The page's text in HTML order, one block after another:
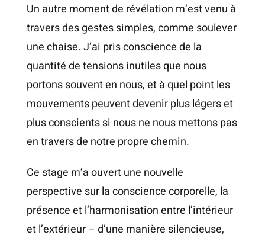
Un autre moment de révélation m’est venu à
travers des gestes simples, comme soulever
une chaise. J’ai pris conscience de la
quantité de tensions inutiles que nous
portons souvent en nous, et à quel point les
mouvements peuvent devenir plus légers et
plus conscients si nous ne nous mettons pas
en travers de notre propre chemin.
Ce stage m’a ouvert une nouvelle
perspective sur la conscience corporelle, la
présence et l’harmonisation entre l’intérieur
et l’extérieur – d’une manière silencieuse,